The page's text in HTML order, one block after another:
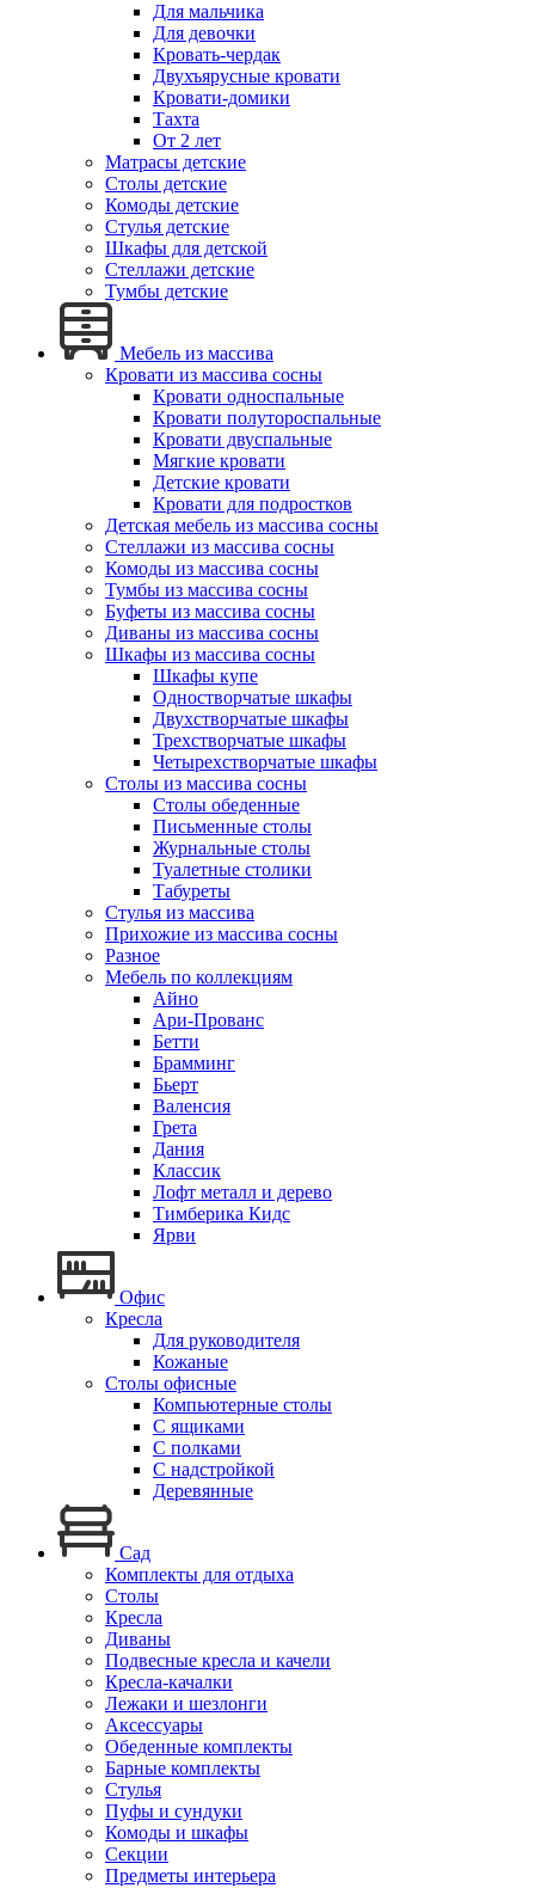
Для мальчика
Для девочки
Кровать-чердак
Двухъярусные кровати
Кровати-домики
Тахта
От 2 лет
Матрасы детские
Столы детские
Комоды детские
Стулья детские
Шкафы для детской
Стеллажи детские
Тумбы детские
Мебель из массива
Кровати из массива сосны
Кровати односпальные
Кровати полутороспальные
Кровати двуспальные
Мягкие кровати
Детские кровати
Кровати для подростков
Детская мебель из массива сосны
Стеллажи из массива сосны
Комоды из массива сосны
Тумбы из массива сосны
Буфеты из массива сосны
Диваны из массива сосны
Шкафы из массива сосны
Шкафы купе
Одностворчатые шкафы
Двухстворчатые шкафы
Трехстворчатые шкафы
Четырехстворчатые шкафы
Столы из массива сосны
Столы обеденные
Письменные столы
Журнальные столы
Туалетные столики
Табуреты
Стулья из массива
Прихожие из массива сосны
Разное
Мебель по коллекциям
Айно
Ари-Прованс
Бетти
Брамминг
Бьерт
Валенсия
Грета
Дания
Классик
Лофт металл и дерево
Тимберика Кидс
Ярви
Офис
Кресла
Для руководителя
Кожаные
Столы офисные
Компьютерные столы
С ящиками
С полками
С надстройкой
Деревянные
Сад
Комплекты для отдыха
Столы
Кресла
Диваны
Подвесные кресла и качели
Кресла-качалки
Лежаки и шезлонги
Аксессуары
Обеденные комплекты
Барные комплекты
Стулья
Пуфы и сундуки
Комоды и шкафы
Секции
Предметы интерьера